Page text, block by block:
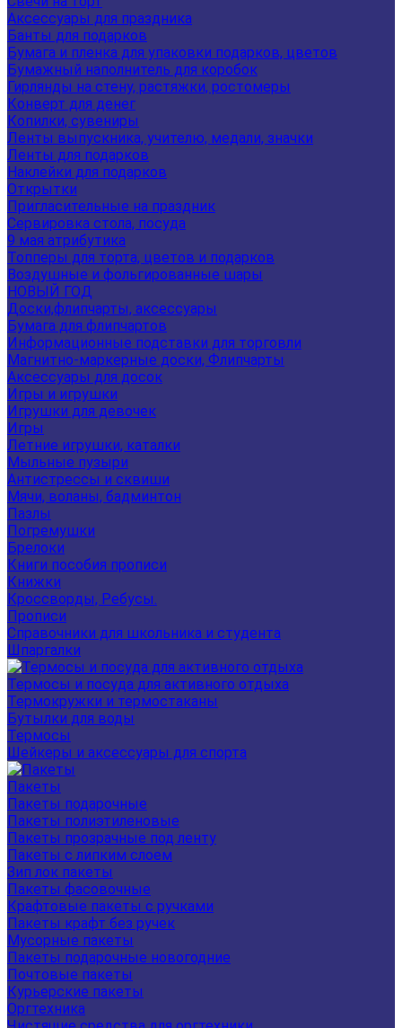
Аксессуары для праздника
Банты для подарков
Бумага и пленка для упаковки подарков, цветов
Бумажный наполнитель для коробок
Гирлянды на стену, растяжки, ростомеры
Конверт для денег
Копилки, сувениры
Ленты выпускника, учителю, медали, значки
Ленты для подарков
Наклейки для подарков
Открытки
Пригласительные на праздник
Сервировка стола, посуда
9 мая атрибутика
Топперы для торта, цветов и подарков
Воздушные и фольгированные шары
НОВЫЙ ГОД
Доски,флипчарты, аксессуары
Бумага для флипчартов
Информационные подставки для торговли
Магнитно-маркерные доски, Флипчарты
Аксессуары для досок
Игры и игрушки
Игрушки для девочек
Игры
Летние игрушки, каталки
Мыльные пузыри
Антистрессы и сквиши
Мячи, воланы, бадминтон
Пазлы
Погремушки
Брелоки
Книги пособия прописи
Книжки
Кроссворды, Ребусы.
Прописи
Справочники для школьника и студента
Шпаргалки
Термосы и посуда для активного отдыха
Термокружки и термостаканы
Бутылки для воды
Термосы
Шейкеры и аксессуары для спорта
Пакеты
Пакеты подарочные
Пакеты полиэтиленовые
Пакеты прозрачные под ленту
Пакеты с липким слоем
Зип лок пакеты
Пакеты фасовочные
Крафтовые пакеты с ручками
Пакеты крафт без ручек
Мусорные пакеты
Пакеты подарочные новогодние
Почтовые пакеты
Курьерские пакеты
Оргтехника